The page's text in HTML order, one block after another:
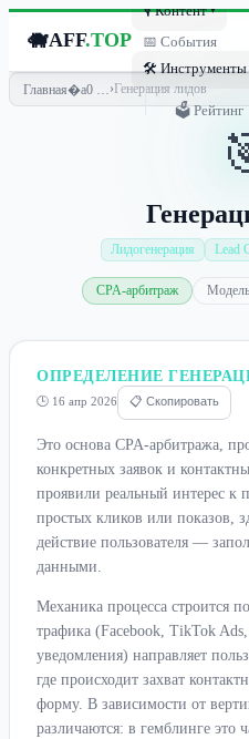
🐗AFF.TOP
🎙 Контент ▾
📅 События
🛠 Инструменты
🗳 Рейтинг
Главная › Генерация лидов
Лидогенерация Lead
CPA-арбитраж
ОПРЕДЕЛЕНИЕ
🕒 16 апр 2026 📋 Скопировать
Это основа CPA-арбитража,
конкретных заявок и
проявили реальный интерес к
простых кликов или показов,
действие пользователя —
данными.
Механика процесса строится
трафика (Facebook, TikTok
уведомления) направляет
где происходит захват
форму. В зависимости от
различаются: в гемблинге это